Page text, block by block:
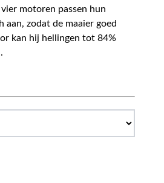
motoren passen hun
aan, zodat de maaier goed
kan hij hellingen tot 84%